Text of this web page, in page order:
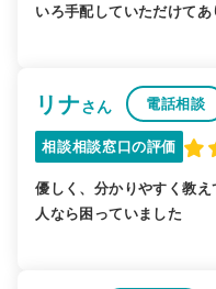
いろ手配していただけてあ
リナさん 電話相談
相談相談窓口の評価
優しく、分かりやすく教
人なら困っていました